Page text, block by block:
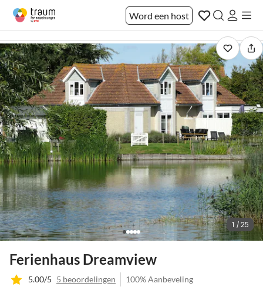
Word een host
1 / 25
Ferienhaus Dreamview
5.00/5 5 beoordelingen 100% Aanbeveling